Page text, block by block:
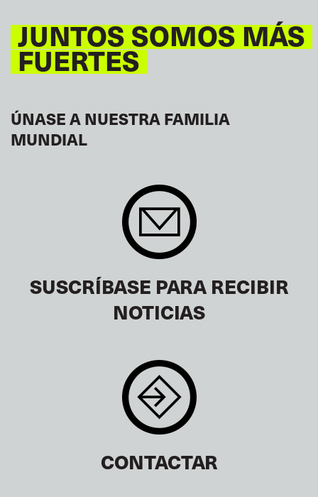
JUNTOS SOMOS MÁS
FUERTES
ÚNASE A NUESTRA FAMILIA
MUNDIAL
SUSCRÍBASE PARA RECIBIR
NOTICIAS
CONTACTAR